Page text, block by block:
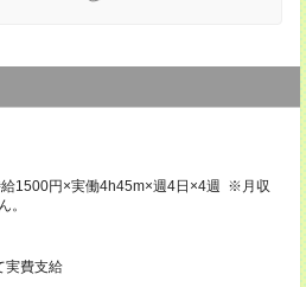
1500円×実働4h45m×週4日×4週 ※月収
。
実費支給